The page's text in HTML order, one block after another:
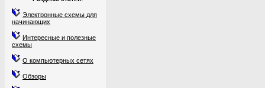
Электронные схемы для
начинающих
Интересные и полезные
схемы
О компьютерных сетях
Обзоры